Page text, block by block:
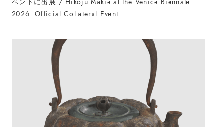
ベントに出展 / Hikoju Makie at the Venice Biennale
2026: Official Collateral Event